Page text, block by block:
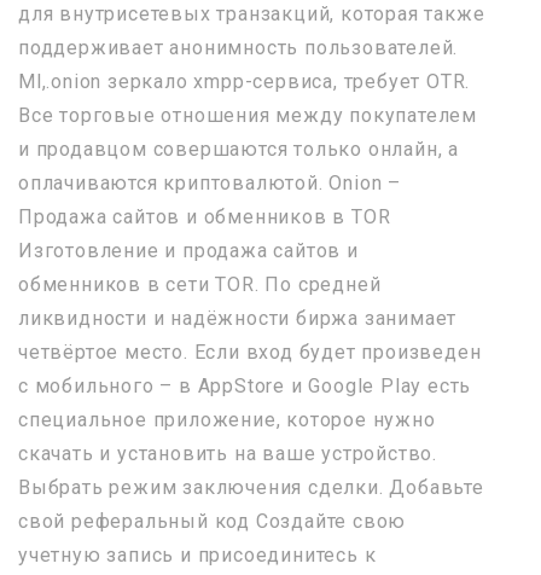
для внутрисетевых транзакций, которая также
поддерживает анонимность пользователей.
Ml,.onion зеркало xmpp-сервиса, требует OTR.
Все торговые отношения между покупателем
и продавцом совершаются только онлайн, а
оплачиваются криптовалютой. Onion –
Продажа сайтов и обменников в TOR
Изготовление и продажа сайтов и
обменников в сети TOR. По средней
ликвидности и надёжности биржа занимает
четвёртое место. Если вход будет произведен
с мобильного – в AppStore и Google Play есть
специальное приложение, которое нужно
скачать и установить на ваше устройство.
Выбрать режим заключения сделки. Добавьте
свой реферальный код Создайте свою
учетную запись и присоединитесь к